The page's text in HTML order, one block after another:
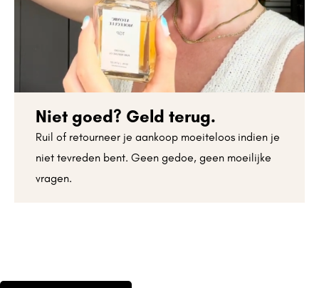
Niet goed? Geld terug.
Ruil of retourneer je aankoop moeiteloos indien je
niet tevreden bent. Geen gedoe, geen moeilijke
vragen.